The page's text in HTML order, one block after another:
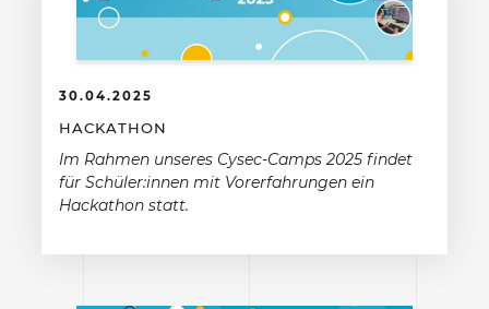
30.04.2025
HACKATHON
Im Rahmen unseres Cysec-Camps 2025 findet
für Schüler:innen mit Vorerfahrungen ein
Hackathon statt.